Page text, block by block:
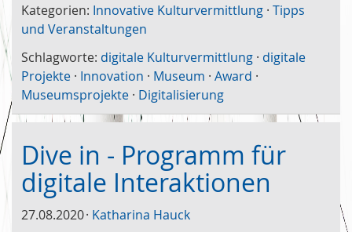
Kategorien: Innovative Kulturvermittlung · Tipps
und Veranstaltungen
Schlagworte: digitale Kulturvermittlung · digitale
Projekte · Innovation · Museum · Award ·
Museumsprojekte · Digitalisierung
Dive in - Programm für
digitale Interaktionen
27.08.2020 Katharina Hauck